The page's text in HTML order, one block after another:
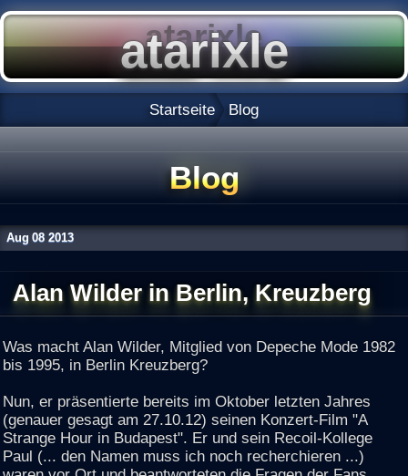
Startseite Blog
Blog
Aug 08 2013
Alan Wilder in Berlin, Kreuzberg
Was macht Alan Wilder, Mitglied von Depeche Mode 1982
bis 1995, in Berlin Kreuzberg?
Nun, er präsentierte bereits im Oktober letzten Jahres
(genauer gesagt am 27.10.12) seinen Konzert-Film "A
Strange Hour in Budapest". Er und sein Recoil-Kollege
Paul (... den Namen muss ich noch recherchieren ...)